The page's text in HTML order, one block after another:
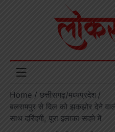
Home
छत्तीसगढ़/मध्यप्रदेश
बलरामपुर से दिल को झकझोर देने
साथ दरिंदगी, पूरा इलाका सदमे में